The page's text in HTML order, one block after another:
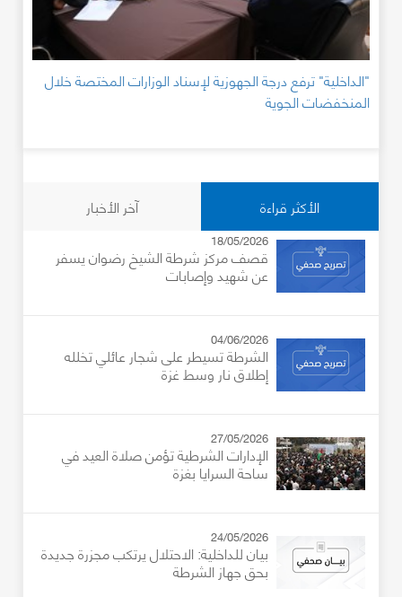
"الداخلية" ترفع درجة الجهوزية لإسناد الوزارات المختصة خلال
المنخفضات الجوية
الأكثر قراءة آخر الأخبار
18/05/2026
قصف مركز شرطة الشيخ رضوان يسفر
عن شهيد وإصابات
04/06/2026
الشرطة تسيطر على شجار عائلي تخلله
إطلاق نار وسط غزة
27/05/2026
الإدارات الشرطية تؤمن صلاة العيد في
ساحة السرايا بغزة
24/05/2026
بيان للداخلية: الاحتلال يرتكب مجزرة جديدة
بحق جهاز الشرطة